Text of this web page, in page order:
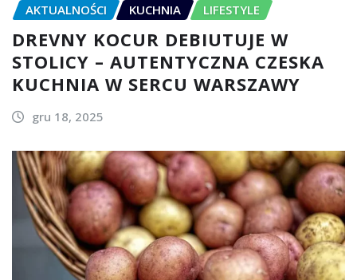
AKTUALNOŚCI KUCHNIA LIFESTYLE
DREVNY KOCUR DEBIUTUJE W
STOLICY – AUTENTYCZNA CZESKA
KUCHNIA W SERCU WARSZAWY
gru 18, 2025